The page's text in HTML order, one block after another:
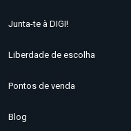
Junta-te à DIGI!
Liberdade de escolha
Pontos de venda
Blog